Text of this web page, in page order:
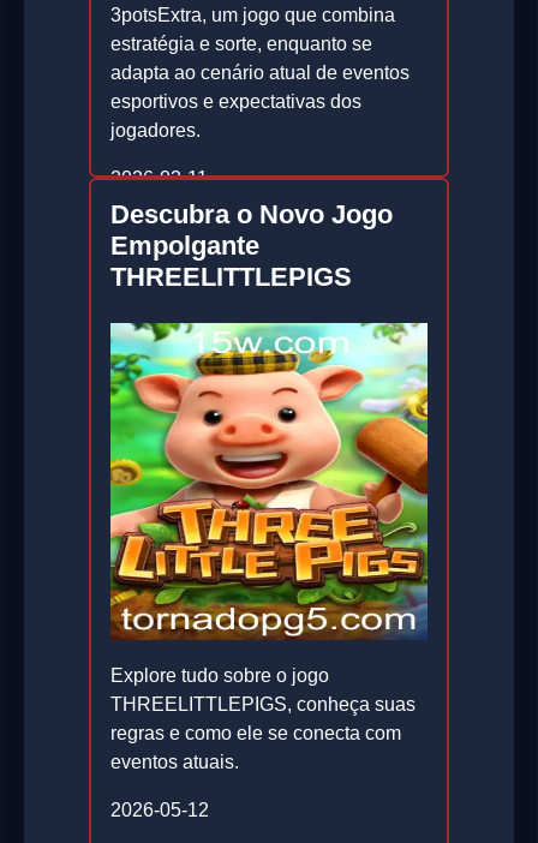
3potsExtra, um jogo que combina
estratégia e sorte, enquanto se
adapta ao cenário atual de eventos
esportivos e expectativas dos
jogadores.
2026-03-11
Descubra o Novo Jogo
Empolgante
THREELITTLEPIGS
Explore tudo sobre o jogo
THREELITTLEPIGS, conheça suas
regras e como ele se conecta com
eventos atuais.
2026-05-12